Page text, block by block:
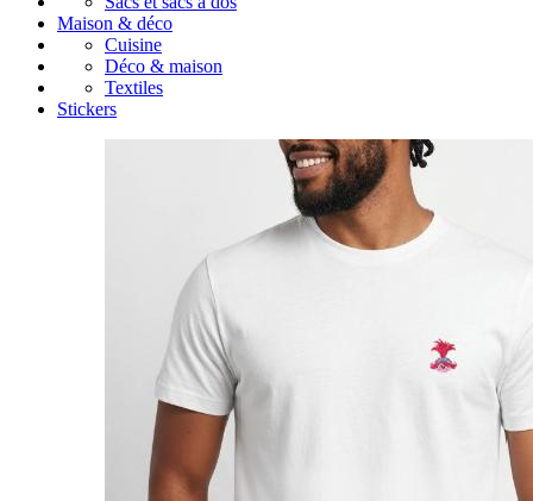
Maison & déco
Cuisine
Déco & maison
Textiles
Stickers